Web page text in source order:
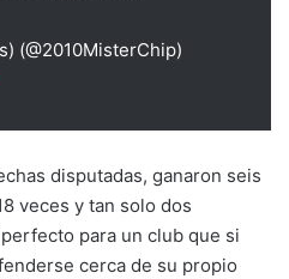
(@2010MisterChip)
disputadas, ganaron seis
veces y tan solo dos
para un club que si
cerca de su propio